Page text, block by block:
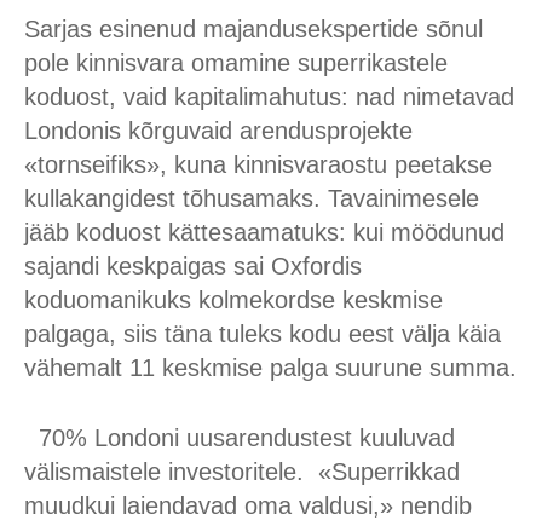
Sarjas esinenud majandusekspertide sõnul
pole kinnisvara omamine superrikastele
koduost, vaid kapitalimahutus: nad nimetavad
Londonis kõrguvaid arendusprojekte
«tornseifiks», kuna kinnisvaraostu peetakse
kullakangidest tõhusamaks. Tavainimesele
jääb koduost kättesaamatuks: kui möödunud
sajandi keskpaigas sai Oxfordis
koduomanikuks kolmekordse keskmise
palgaga, siis täna tuleks kodu eest välja käia
vähemalt 11 keskmise palga suurune summa.
70% Londoni uusarendustest kuuluvad
välismaistele investoritele. «Superrikkad
muudkui laiendavad oma valdusi,» nendib